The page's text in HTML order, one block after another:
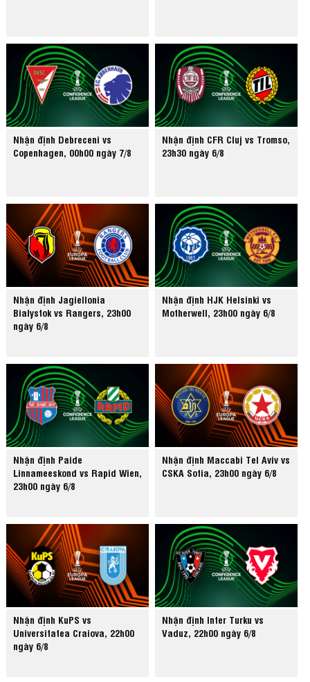
Nhận định Debreceni vs
Copenhagen, 00h00 ngày 7/8
Nhận định CFR Cluj vs Tromso,
23h30 ngày 6/8
Nhận định Jagiellonia
Bialystok vs Rangers, 23h00
ngày 6/8
Nhận định HJK Helsinki vs
Motherwell, 23h00 ngày 6/8
Nhận định Paide
Linnameeskond vs Rapid Wien,
23h00 ngày 6/8
Nhận định Maccabi Tel Aviv vs
CSKA Sofia, 23h00 ngày 6/8
Nhận định KuPS vs
Universitatea Craiova, 22h00
ngày 6/8
Nhận định Inter Turku vs
Vaduz, 22h00 ngày 6/8